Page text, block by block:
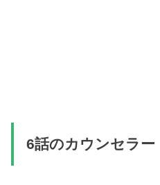
6話のカウンセラー